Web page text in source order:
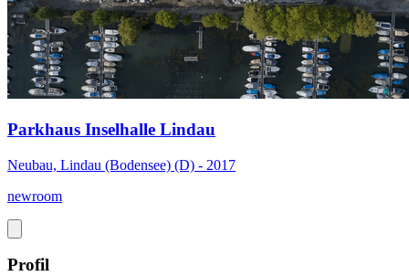
Parkhaus Inselhalle Lindau
Neubau, Lindau (Bodensee) (D) - 2017
newroom
Profil